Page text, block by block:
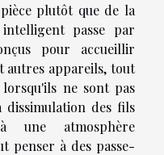
plutôt que de la
passe par
pour accueillir
autres appareils, tout
ne sont pas
dissimulation des fils
une atmosphère
penser à des passe-